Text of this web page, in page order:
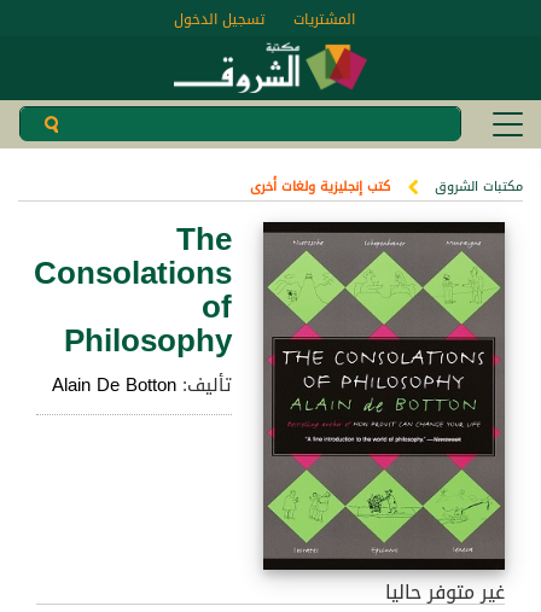
تسجيل الدخول المشتريات
مكتبات الشروق كتب إنجليزية ولغات أخرى
The
Consolations
of
Philosophy
تأليف:Alain De Botton
غير متوفر حاليا